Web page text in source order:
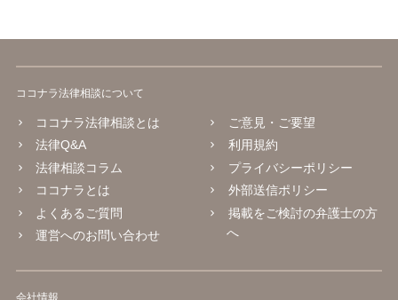
ココナラ法律相談について
ココナラ法律相談とは
法律Q&A
法律相談コラム
ココナラとは
よくあるご質問
運営へのお問い合わせ
ご意見・ご要望
利用規約
プライバシーポリシー
外部送信ポリシー
掲載をご検討の弁護士の方
へ
会社情報